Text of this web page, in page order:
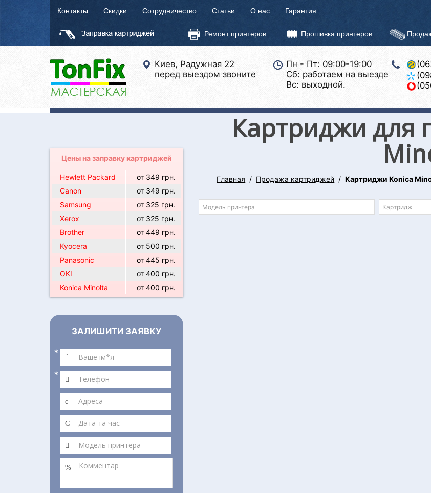
Контакты Скидки Сотрудничество Статьи О нас Гарантия
Ремонт принтеров Прошивка принтеров
Киев, Радужная 22
перед выездом звоните
Пн - Пт: 09:00-19:00
Сб: работаем на выезде
Вс: выходной.
Картриджи для
Главная Продажа картриджей Картриджи Konica
Цены на заправку картриджей
Hewlett Packard
от 349 грн.
Canon
от 349 грн.
Samsung
от 325 грн.
Xerox
от 325 грн.
Brother
от 449 грн.
Kyocera
от 500 грн.
Panasonic
от 445 грн.
OKI
от 400 грн.
Konica Minolta
от 400 грн.
ЗАЛИШИТИ ЗАЯВКУ
*
*